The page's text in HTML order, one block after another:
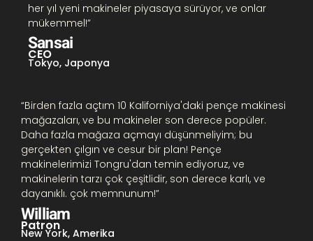
her yıl yeni makineler piyasaya sürüyor, ve onlar
mükemmel!”
Sansai
CEO
Tokyo, Japonya
“Birden fazla açtım 10 Kaliforniya'daki pençe makinesi
mağazaları, ve bu makineler son derece popüler.
Daha fazla mağaza açmayı düşünmeliyim; bu
gerçekten çılgın ve cesur bir plan! Pençe
makinelerimizi Tongru'dan temin ediyoruz, ve
makinelerin tarzı çok çeşitlidir, son derece karlı, ve
dayanıklı. çok memnunum!”
William
Patron
New York, Amerika